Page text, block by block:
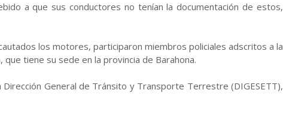
a que sus conductores no tenían la documentación de estos,
los motores, participaron miembros policiales adscritos a la
que tiene su sede en la provincia de Barahona.
Dirección General de Tránsito y Transporte Terrestre (DIGESETT),